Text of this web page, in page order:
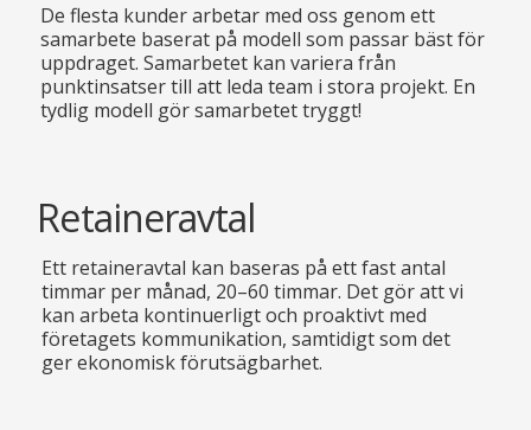
De flesta kunder arbetar med oss genom ett
samarbete baserat på modell som passar bäst för
uppdraget. Samarbetet kan variera från
punktinsatser till att leda team i stora projekt. En
tydlig modell gör samarbetet tryggt!
Retaineravtal
Ett retaineravtal kan baseras på ett fast antal
timmar per månad, 20–60 timmar. Det gör att vi
kan arbeta kontinuerligt och proaktivt med
företagets kommunikation, samtidigt som det
ger ekonomisk förutsägbarhet.